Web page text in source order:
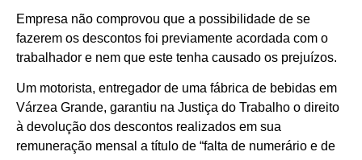
Empresa não comprovou que a possibilidade de se
fazerem os descontos foi previamente acordada com o
trabalhador e nem que este tenha causado os prejuízos.
Um motorista, entregador de uma fábrica de bebidas em
Várzea Grande, garantiu na Justiça do Trabalho o direito
à devolução dos descontos realizados em sua
remuneração mensal a título de “falta de numerário e de